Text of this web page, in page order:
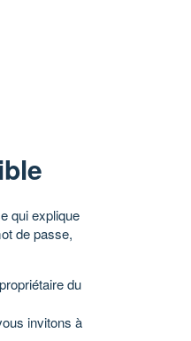
qui explique
de passe,
du
invitons à